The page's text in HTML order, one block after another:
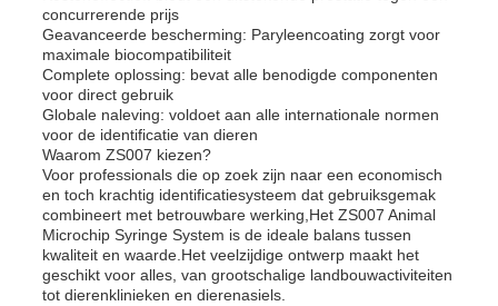
concurrerende prijs
Geavanceerde bescherming: Paryleencoating zorgt voor
maximale biocompatibiliteit
Complete oplossing: bevat alle benodigde componenten
voor direct gebruik
Globale naleving: voldoet aan alle internationale normen
voor de identificatie van dieren
Waarom ZS007 kiezen?
Voor professionals die op zoek zijn naar een economisch
en toch krachtig identificatiesysteem dat gebruiksgemak
combineert met betrouwbare werking,Het ZS007 Animal
Microchip Syringe System is de ideale balans tussen
kwaliteit en waarde.Het veelzijdige ontwerp maakt het
geschikt voor alles, van grootschalige landbouwactiviteiten
tot dierenklinieken en dierenasiels.